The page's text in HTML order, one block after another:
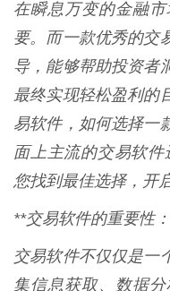
在瞬息万变的金融
要。而一款优秀的交
导，能够帮助投资者
最终实现轻松盈利的
易软件，如何选择一
面上主流的交易软
您找到最佳选择，开
**交易软件的重要性
交易软件不仅仅是一
集信息获取、数据